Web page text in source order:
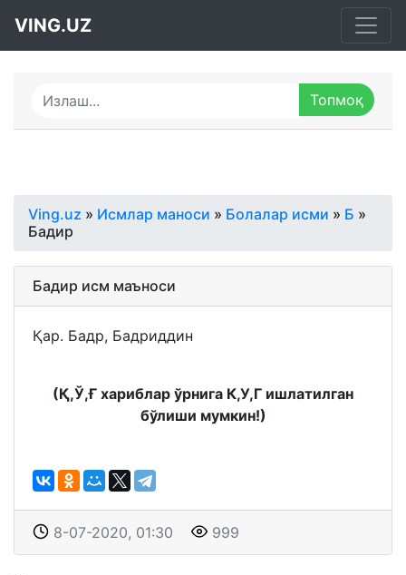
VING.UZ
Ving.uz » Исмлар маноси » Болалар исми » Б »
Бадир
Бадир исм маъноси
Қар. Бадр, Бадриддин
(Қ,Ў,Ғ хариблар ўрнига К,У,Г ишлатилган
бўлиши мумкин!)
8-07-2020, 01:30 999